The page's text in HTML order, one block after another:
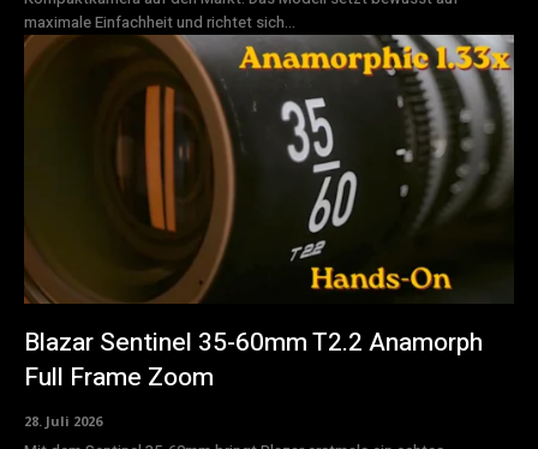
maximale Einfachheit und richtet sich...
Blazar Sentinel 35-60mm T2.2 Anamorph
Full Frame Zoom
28. Juli 2026